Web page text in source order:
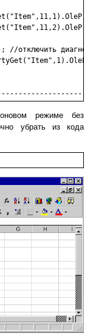
режиме без
убрать из кода